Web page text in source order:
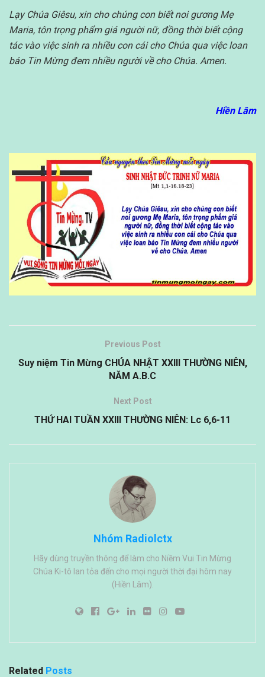
Lạy Chúa Giêsu, xin cho chúng con biết noi gương Mẹ
Maria, tôn trọng phẩm giá người nữ, đồng thời biết cộng
tác vào việc sinh ra nhiều con cái cho Chúa qua việc loan
báo Tin Mừng đem nhiều người về cho Chúa. Amen.
Hiền Lâm
Previous Post
Suy niệm Tin Mừng CHÚA NHẬT XXIII THƯỜNG NIÊN,
NĂM A.B.C
Next Post
THỨ HAI TUẦN XXIII THƯỜNG NIÊN: Lc 6,6-11
Nhóm Radiolctx
Hãy dùng truyền thông để làm cho Niềm Vui Tin Mừng
Chúa Ki-tô lan tỏa đến cho mọi người thời đại hôm nay
(Hiền Lâm).
Related Posts